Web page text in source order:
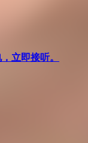
立即接听。